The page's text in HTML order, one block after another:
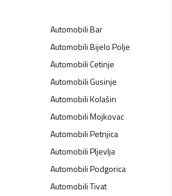
AutomobiliBar
AutomobiliBijelo Polje
AutomobiliCetinje
AutomobiliGusinje
AutomobiliKolašin
AutomobiliMojkovac
AutomobiliPetnjica
AutomobiliPljevlja
AutomobiliPodgorica
AutomobiliTivat